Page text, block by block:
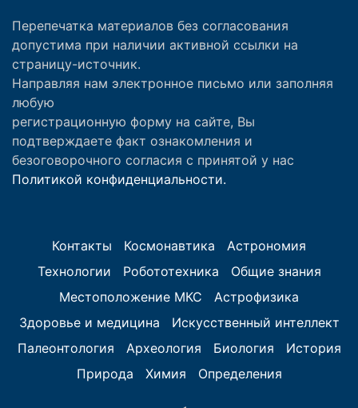
Перепечатка материалов без согласования
допустима при наличии активной ссылки на
страницу-источник.
Направляя нам электронное письмо или заполняя
любую
регистрационную форму на сайте, Вы
подтверждаете факт ознакомления и
безоговорочного согласия с принятой у нас
Политикой конфиденциальности.
Контакты Космонавтика
Астрономия
Технологии
Робототехника
Общие знания
Местоположение МКС
Астрофизика
Здоровье и медицина
Искусственный интеллект
Палеонтология
Археология Биология
История
Природа
Химия Определения